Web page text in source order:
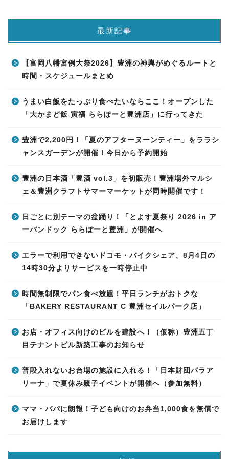
最新記事
【富岡八幡宮例大祭2026】豊洲の神輿がめぐるルートと
時間・スケジュールまとめ
うまい白飯をたっぷり食べたいならここ！オープンした
「大かまど飯 寅福 ららぽーと豊洲店」に行ってきた
豊洲で2,200円！「夏のアフターヌーンティー」をララシ
ャンスガーデンが開催！今日から予約開始
豊洲の日本酒「豊酒 vol.3」を初販売！豊洲場外マルシ
ェ＆豊洲クラフトサマーマーケットが同時開催です！
日ごとに別テーマの盆踊り！「とよす夏祭り 2026 in ア
ーバンドック ららぽーと豊洲」が開催へ
エラーで利用できないドコモ・バイクシェア、8月4日の
14時30分よりサービスを一時停止中
時間無制限でパン食べ放題！平日ランチがおトクな
「BAKERY RESTAURANT C 豊洲セイルパーク店」
お店・オフィス向けのビルを建設へ！（仮称）豊洲五丁
目テナントビル新築工事のお知らせ
普段入れないお台場の施設に入れる！「日本財団パラア
リーナ」で夏休み親子イベントが開催へ（参加無料）
ママ・パパに朗報！子ども向けのお弁当1,000食を無償で
お届けします